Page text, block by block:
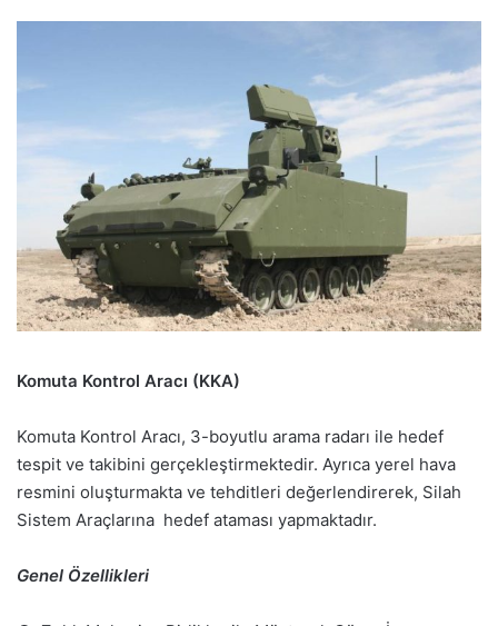
Komuta Kontrol Aracı (KKA)
Komuta Kontrol Aracı, 3-boyutlu arama radarı ile hedef
tespit ve takibini gerçekleştirmektedir. Ayrıca yerel hava
resmini oluşturmakta ve tehditleri değerlendirerek, Silah
Sistem Araçlarına hedef ataması yapmaktadır.
Genel Özellikleri